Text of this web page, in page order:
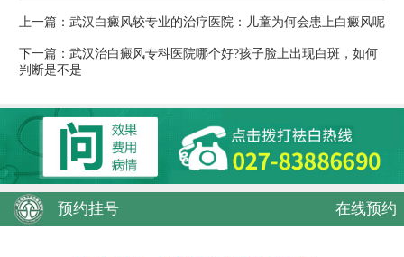
上一篇： 武汉白癜风较专业的治疗医院：儿童为何会患上白癜风呢
下一篇： 武汉治白癜风专科医院哪个好?孩子脸上出现白斑，如何
判断是不是
预约挂号 在线预约